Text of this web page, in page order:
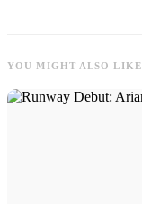
YOU MIGHT ALSO LIKE